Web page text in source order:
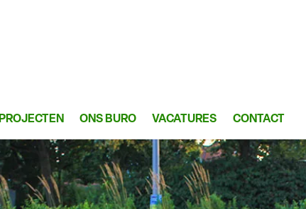
PROJECTEN ONS BURO VACATURES CONTACT